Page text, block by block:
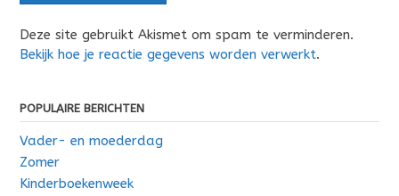
Deze site gebruikt Akismet om spam te verminderen.
Bekijk hoe je reactie gegevens worden verwerkt.
POPULAIRE BERICHTEN
Vader- en moederdag
Zomer
Kinderboekenweek